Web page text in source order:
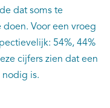
dat soms te
Voor een vroeg
54%, 44%
cijfers zien dat een
nodig is.